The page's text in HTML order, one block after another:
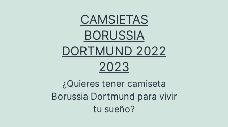
CAMSIETAS
BORUSSIA
DORTMUND 2022
2023
¿Quieres tener camiseta
Borussia Dortmund para vivir
tu sueño?